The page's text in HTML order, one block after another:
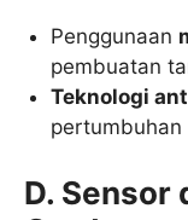
Penggunaan
pembuatan
Teknologi
D. Sensor